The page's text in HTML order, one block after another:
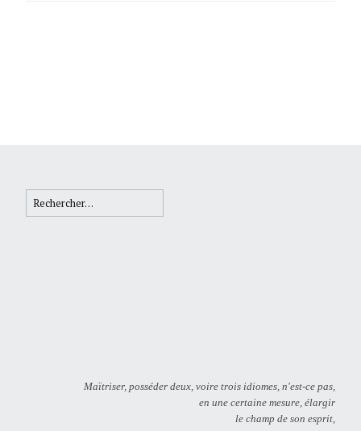
Rechercher :
Maïtriser, posséder deux, voire trois idiomes, n'est-ce pas,
en une certaine mesure, élargir
le champ de son esprit,